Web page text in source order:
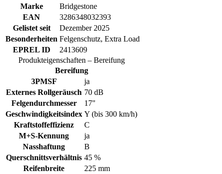
Marke
Bridgestone
EAN
3286348032393
Gelistet seit
Dezember 2025
Besonderheiten Felgenschutz, Extra Load
EPREL ID
2413609
Produkteigenschaften – Bereifung
Bereifung
3PMSF
ja
Externes Rollgeräusch 70 dB
Felgendurchmesser
17"
Geschwindigkeitsindex Y (bis 300 km/h)
Kraftstoffeffizienz
C
M+S-Kennung
ja
Nasshaftung
B
Querschnittsverhältnis 45 %
Reifenbreite
225 mm